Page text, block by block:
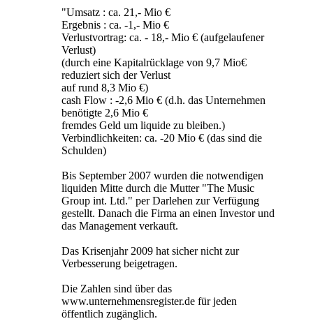
"Umsatz : ca. 21,- Mio €
Ergebnis : ca. -1,- Mio €
Verlustvortrag: ca. - 18,- Mio € (aufgelaufener
Verlust)
(durch eine Kapitalrücklage von 9,7 Mio€
reduziert sich der Verlust
auf rund 8,3 Mio €)
cash Flow : -2,6 Mio € (d.h. das Unternehmen
benötigte 2,6 Mio €
fremdes Geld um liquide zu bleiben.)
Verbindlichkeiten: ca. -20 Mio € (das sind die
Schulden)
Bis September 2007 wurden die notwendigen
liquiden Mitte durch die Mutter "The Music
Group int. Ltd." per Darlehen zur Verfügung
gestellt. Danach die Firma an einen Investor und
das Management verkauft.
Das Krisenjahr 2009 hat sicher nicht zur
Verbesserung beigetragen.
Die Zahlen sind über das
www.unternehmensregister.de für jeden
öffentlich zugänglich.